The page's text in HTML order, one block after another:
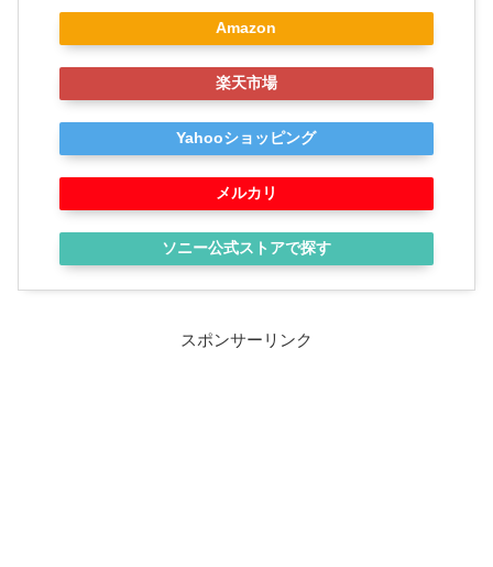
Amazon
楽天市場
Yahooショッピング
メルカリ
ソニー公式ストアで探す
スポンサーリンク